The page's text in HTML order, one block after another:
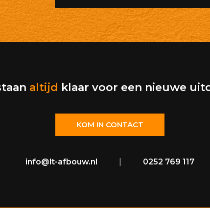
altijd klaar voor een nieuwe
KOM IN CONTACT
info@lt-afbouw.nl 0252 769 117